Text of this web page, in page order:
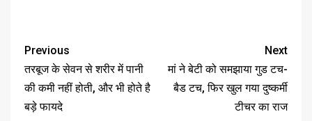
Previous
तरबूज के सेवन से शरीर में पानी
की कमी नहीं होती, और भी होते है
बड़े फायदे
Next
मां ने बेटी को समझाया गुड टच-
बैड टच, फिर खुल गया दुष्कर्मी
टीचर का राज